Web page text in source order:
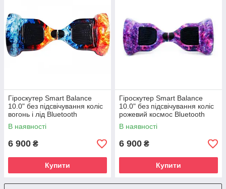
Гіроскутер Smart Balance
10.0" без підсвічування коліс
вогонь і лід Bluetooth
В наявності
6 900 ₴
Купити
Гіроскутер Smart Balance
10.0" без підсвічування коліс
рожевий космос Bluetooth
В наявності
6 900 ₴
Купити